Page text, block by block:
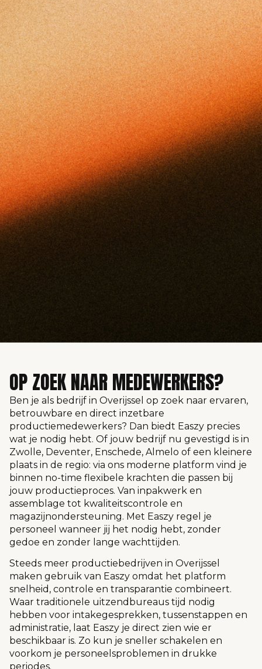
OP ZOEK NAAR MEDEWERKERS?
Ben je als bedrijf in Overijssel op zoek naar ervaren,
betrouwbare en direct inzetbare
productiemedewerkers? Dan biedt Easzy precies
wat je nodig hebt. Of jouw bedrijf nu gevestigd is in
Zwolle, Deventer, Enschede, Almelo of een kleinere
plaats in de regio: via ons moderne platform vind je
binnen no-time flexibele krachten die passen bij
jouw productieproces. Van inpakwerk en
assemblage tot kwaliteitscontrole en
magazijnondersteuning. Met Easzy regel je
personeel wanneer jij het nodig hebt, zonder
gedoe en zonder lange wachttijden.
Steeds meer productiebedrijven in Overijssel
maken gebruik van Easzy omdat het platform
snelheid, controle en transparantie combineert.
Waar traditionele uitzendbureaus tijd nodig
hebben voor intakegesprekken, tussenstappen en
administratie, laat Easzy je direct zien wie er
beschikbaar is. Zo kun je sneller schakelen en
voorkom je personeelsproblemen in drukke
periodes.